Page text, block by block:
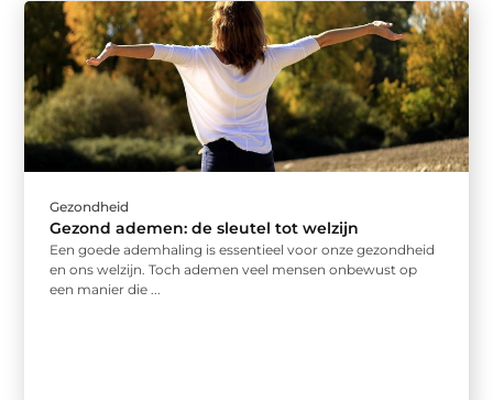
Gezondheid
Gezond ademen: de sleutel tot welzijn
Een goede ademhaling is essentieel voor onze gezondheid
en ons welzijn. Toch ademen veel mensen onbewust op
een manier die ...